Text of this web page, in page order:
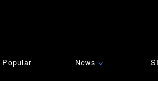
Popular News ∨